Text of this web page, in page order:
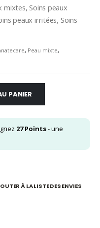
mixtes, Soins peaux
peaux irritées, Soins
, Peau mixte,
PANIER
27Points- une
À LA LISTE DES ENVIES